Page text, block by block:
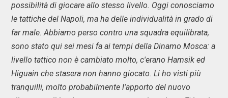
possibilità di giocare allo stesso livello. Oggi conosciamo
le tattiche del Napoli, ma ha delle individualità in grado di
far male. Abbiamo perso contro una squadra equilibrata,
sono stato qui sei mesi fa ai tempi della Dinamo Mosca: a
livello tattico non è cambiato molto, c'erano Hamsik ed
Higuain che stasera non hanno giocato. Li ho visti più
tranquilli, molto probabilmente l'apporto del nuovo